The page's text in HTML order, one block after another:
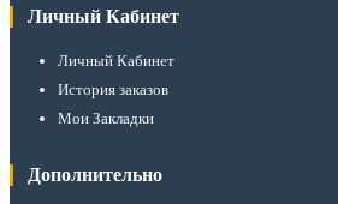
Личный Кабинет
Личный Кабинет
История заказов
Мои Закладки
Дополнительно